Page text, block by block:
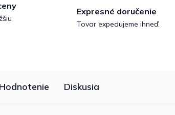
Expresné doručenie
Tovar expedujeme ihneď.
Hodnotenie Diskusia